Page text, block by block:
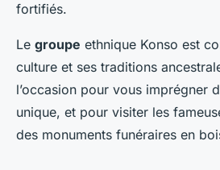
fortifiés.
Le groupe ethnique Konso est
culture et ses traditions
l’occasion pour vous imprégner
unique, et pour visiter les
des monuments funéraires en